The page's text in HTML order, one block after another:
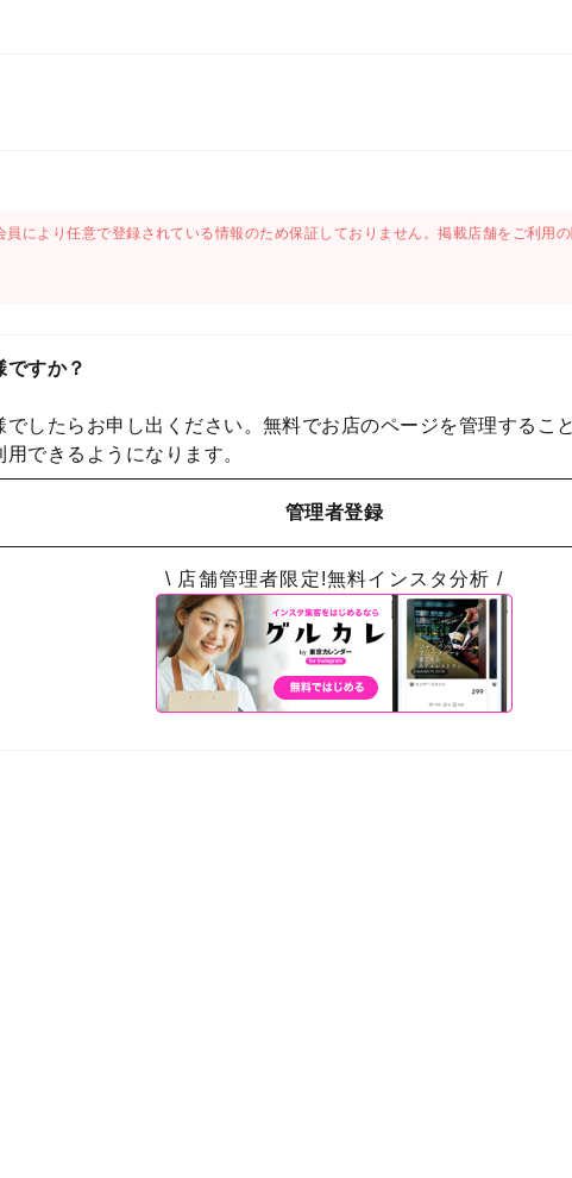
員により任意で登録されている情報のため保証しておりません。掲載店舗をご利用
ですか？
でしたらお申し出ください。無料でお店のページを管理するこ
できるようになります。
管理者登録
\ 店舗管理者限定!無料インスタ分析 /